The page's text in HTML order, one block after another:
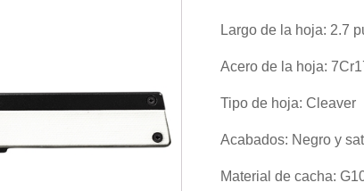
Largo de la hoja: 2.7
Acero de la hoja:
Tipo de hoja: Cleaver
Acabados: Negro y
Material de cacha: